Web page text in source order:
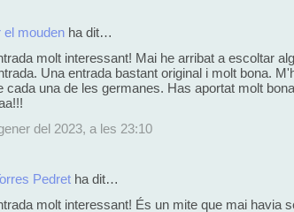
el mouden ha dit…
molt interessant! Mai he arribat a escoltar
Una entrada bastant original i molt bona.
cada una de les germanes. Has aportat molt
del 2023, a les 23:10
Pedret ha dit…
molt interessant! És un mite que mai havia